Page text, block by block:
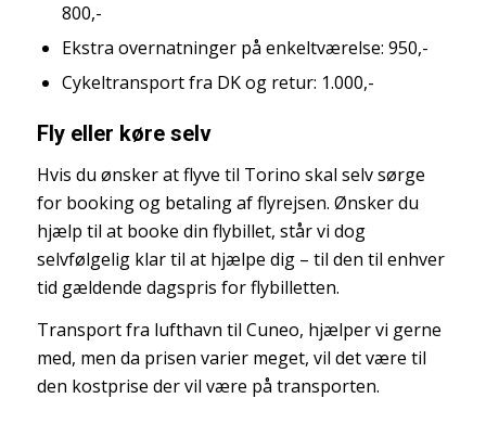
800,-
Ekstra overnatninger på enkeltværelse: 950,-
Cykeltransport fra DK og retur: 1.000,-
Fly eller køre selv
Hvis du ønsker at flyve til Torino skal selv sørge
for booking og betaling af flyrejsen. Ønsker du
hjælp til at booke din flybillet, står vi dog
selvfølgelig klar til at hjælpe dig – til den til enhver
tid gældende dagspris for flybilletten.
Transport fra lufthavn til Cuneo, hjælper vi gerne
med, men da prisen varier meget, vil det være til
den kostprise der vil være på transporten.